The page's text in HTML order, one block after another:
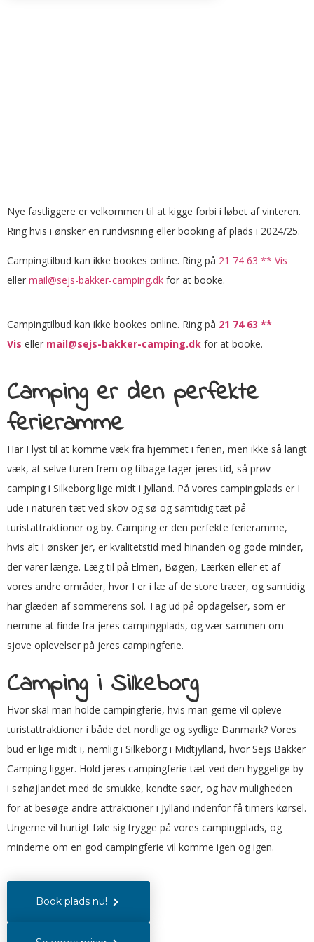
Nye fastliggere er velkommen til at kigge forbi i løbet af vinteren.
Ring hvis i ønsker en rundvisning eller booking af plads i 2024/25.
Campingtilbud kan ikke bookes online. Ring på 21 74 63 ** Vis
eller mail@sejs-bakker-camping.dk for at booke.
Campingtilbud kan ikke bookes online. Ring på 21 74 63 **
Vis eller mail@sejs-bakker-camping.dk for at booke.
Camping er den perfekte
ferieramme
Har I lyst til at komme væk fra hjemmet i ferien, men ikke så langt
væk, at selve turen frem og tilbage tager jeres tid, så prøv
camping i Silkeborg lige midt i Jylland. På vores campingplads er I
ude i naturen tæt ved skov og sø og samtidig tæt på
turistattraktioner og by. Camping er den perfekte ferieramme,
hvis alt I ønsker jer, er kvalitetstid med hinanden og gode minder,
der varer længe. Læg til på Elmen, Bøgen, Lærken eller et af
vores andre områder, hvor I er i læ af de store træer, og samtidig
har glæden af sommerens sol. Tag ud på opdagelser, som er
nemme at finde fra jeres campingplads, og vær sammen om
sjove oplevelser på jeres campingferie.
Camping i Silkeborg
Hvor skal man holde campingferie, hvis man gerne vil opleve
turistattraktioner i både det nordlige og sydlige Danmark? Vores
bud er lige midt i, nemlig i Silkeborg i Midtjylland, hvor Sejs Bakker
Camping ligger. Hold jeres campingferie tæt ved den hyggelige by
i søhøjlandet med de smukke, kendte søer, og hav muligheden
for at besøge andre attraktioner i Jylland indenfor få timers kørsel.
Ungerne vil hurtigt føle sig trygge på vores campingplads, og
minderne om en god campingferie vil komme igen og igen.
Book plads nu!